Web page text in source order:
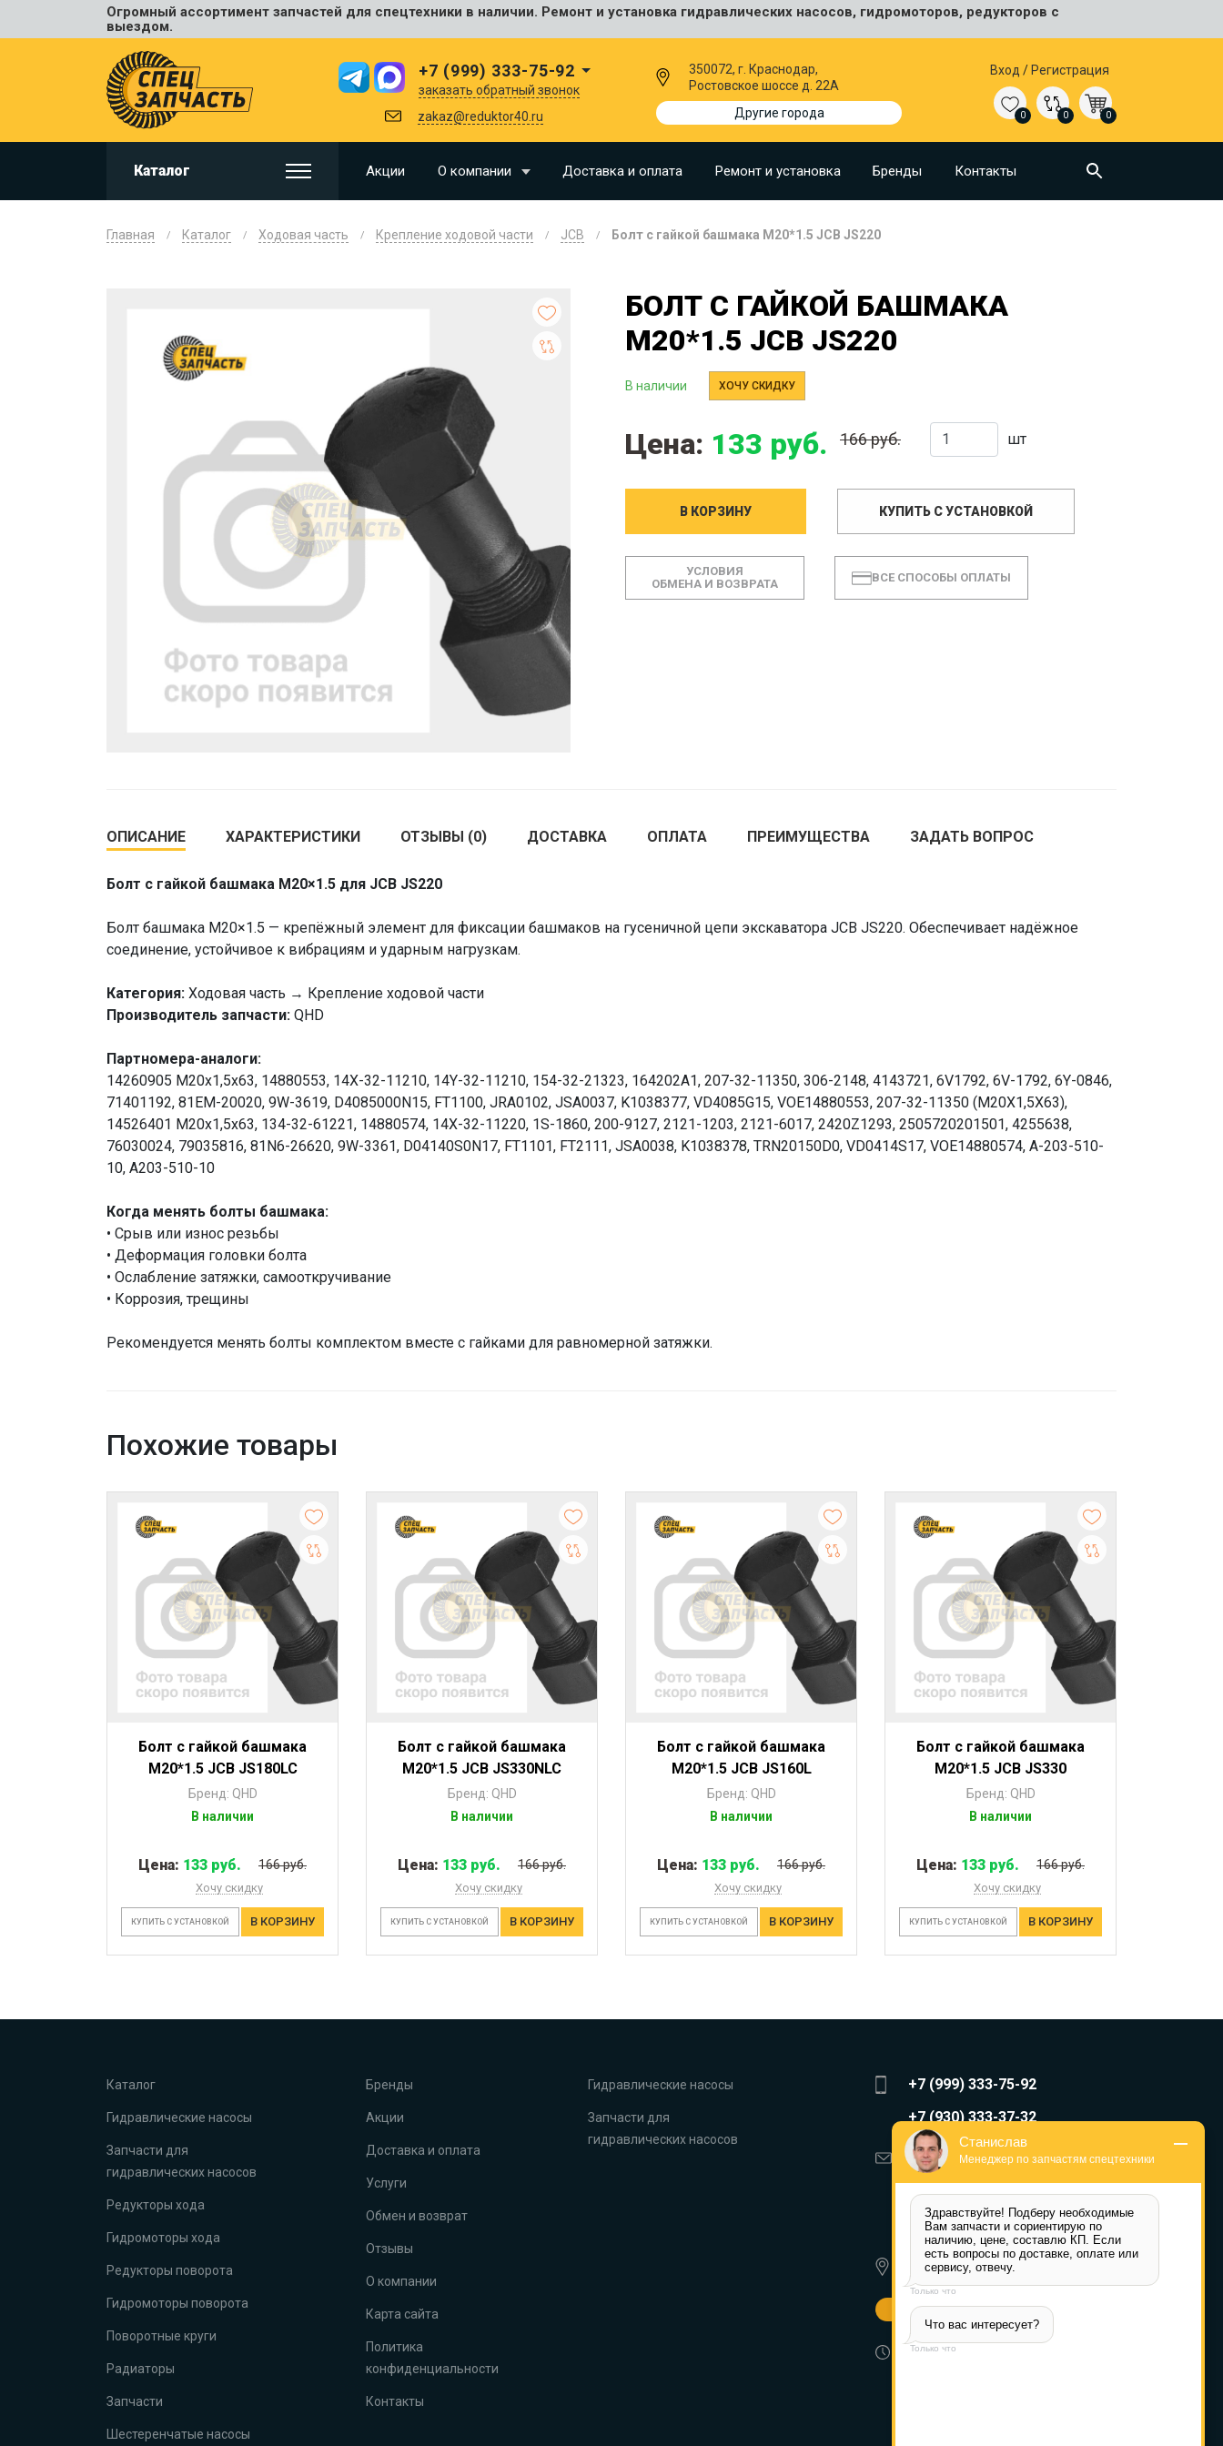
Огромный ассортимент запчастей для спецтехники в наличии. Ремонт и установка гидравлических насосов, гидромоторов, редукторов с
выездом.
+7 (999) 333-75-92
заказать обратный звонок
zakaz@reduktor40.ru
350072, г. Краснодар,
Ростовское шоссе д. 22А
Другие города
Вход / Регистрация
0 0 0
Каталог Акции О компании Доставка и оплата Ремонт и установка Бренды Контакты
Универсальные
HITACHI
HYUNDAI
VOLVO
CAT
CASE
SUMITOMO
JOHN DEERE
Главная Каталог Ходовая часть Крепление ходовой части JCB Болт с гайкой башмака M20*1.5 JCB JS220
БОЛТ С ГАЙКОЙ БАШМАКА
M20*1.5 JCB JS220
В наличии ХОЧУ СКИДКУ
Цена: 133 руб. 166 руб. шт
В КОРЗИНУ КУПИТЬ С УСТАНОВКОЙ
УСЛОВИЯ
ОБМЕНА И ВОЗВРАТА
ВСЕ СПОСОБЫ ОПЛАТЫ
ОПИСАНИЕ ХАРАКТЕРИСТИКИ ОТЗЫВЫ (0) ДОСТАВКА ОПЛАТА ПРЕИМУЩЕСТВА ЗАДАТЬ ВОПРОС
Болт с гайкой башмака M20×1.5 для JCB JS220
Болт башмака M20×1.5 — крепёжный элемент для фиксации башмаков на гусеничной цепи экскаватора JCB JS220. Обеспечивает надёжное
соединение, устойчивое к вибрациям и ударным нагрузкам.
Категория: Ходовая часть → Крепление ходовой части
Производитель запчасти: QHD
Партномера-аналоги:
14260905 М20х1,5х63, 14880553, 14X-32-11210, 14Y-32-11210, 154-32-21323, 164202A1, 207-32-11350, 306-2148, 4143721, 6V1792, 6V-1792, 6Y-0846,
71401192, 81EM-20020, 9W-3619, D4085000N15, FT1100, JRA0102, JSA0037, K1038377, VD4085G15, VOE14880553, 207-32-11350 (М20Х1,5Х63),
14526401 М20х1,5х63, 134-32-61221, 14880574, 14X-32-11220, 1S-1860, 200-9127, 2121-1203, 2121-6017, 2420Z1293, 2505720201501, 4255638,
76030024, 79035816, 81N6-26620, 9W-3361, D04140S0N17, FT1101, FT2111, JSA0038, K1038378, TRN20150D0, VD0414S17, VOE14880574, A-203-510-
10, A203-510-10
Когда менять болты башмака:
• Срыв или износ резьбы
• Деформация головки болта
• Ослабление затяжки, самооткручивание
• Коррозия, трещины
Рекомендуется менять болты комплектом вместе с гайками для равномерной затяжки.
Похожие товары
Болт с гайкой башмака
M20*1.5 JCB JS180LC
Бренд: QHD
В наличии
Цена: 133 руб. 166 руб.
Хочу скидку
КУПИТЬ С УСТАНОВКОЙ В КОРЗИНУ
Болт с гайкой башмака
M20*1.5 JCB JS330NLC
Бренд: QHD
В наличии
Цена: 133 руб. 166 руб.
Хочу скидку
КУПИТЬ С УСТАНОВКОЙ В КОРЗИНУ
Болт с гайкой башмака
M20*1.5 JCB JS160L
Бренд: QHD
В наличии
Цена: 133 руб. 166 руб.
Хочу скидку
КУПИТЬ С УСТАНОВКОЙ В КОРЗИНУ
Болт с гайкой башмака
M20*1.5 JCB JS330
Бренд: QHD
В наличии
Цена: 133 руб. 166 руб.
Хочу скидку
КУПИТЬ С УСТАНОВКОЙ В КОРЗИНУ
Каталог
Гидравлические насосы
Запчасти для
гидравлических насосов
Редукторы хода
Гидромоторы хода
Редукторы поворота
Гидромоторы поворота
Поворотные круги
Радиаторы
Запчасти
Шестеренчатые насосы
Бренды
Акции
Доставка и оплата
Услуги
Обмен и возврат
Отзывы
О компании
Карта сайта
Политика
конфиденциальности
Контакты
Гидравлические насосы
Запчасти для
гидравлических насосов
+7 (999) 333-75-92
+7 (930) 333-37-32
zakaz@reduktor40.ru
reductor-40@mail.ru
reduktora40@mail.ru
350072, г. Краснодар,
Ростовское шоссе д. 22А
Другие города
Пн-Пт: 8:30-17:30 (МСК) Сб-Вс:
Станислав
Менеджер по запчастям спецтехники
Здравствуйте! Подберу необходимые
Вам запчасти и сориентирую по
наличию, цене, составлю КП. Если
есть вопросы по доставке, оплате или
сервису, отвечу.
Только что
Что вас интересует?
Только что